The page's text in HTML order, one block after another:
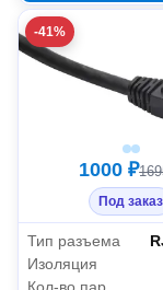
-41%
1000 ₽
Под заказ
Тип разъема
Изоляция
Кол-во пар